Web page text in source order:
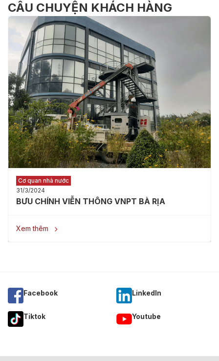
CÂU CHUYỆN KHÁCH HÀNG
Cơ quan nhà nước
31/3/2024
BƯU CHÍNH VIỄN THÔNG VNPT BÀ RỊA
Xem thêm 
Facebook Linkedln
Tiktok Youtube